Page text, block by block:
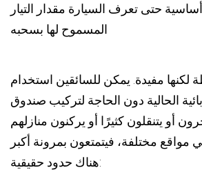
حتى تعرف السيارة مقدار التيار
المسموح لها بسحبه
لكنها مفيدة. يمكن للسائقين استخدام
الحالية دون الحاجة لتركيب صندوق
أو يتنقلون كثيرًا أو يركنون منازلهم
هناك حدود حقيقية: